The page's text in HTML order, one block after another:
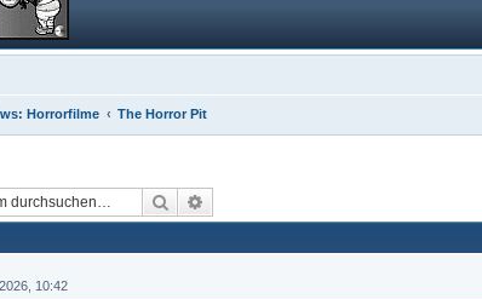
Horrorfilme The Horror Pit
Suche
10:42